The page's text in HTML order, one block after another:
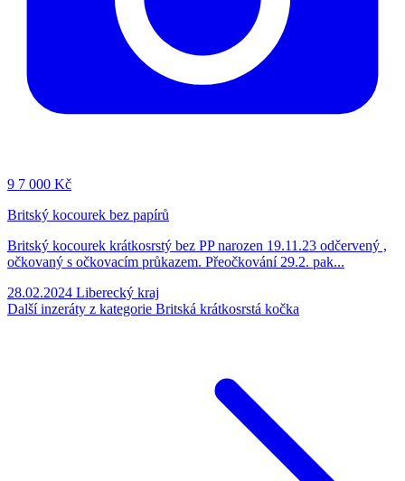
9 7 000 Kč
Britský kocourek bez papírů
Britský kocourek krátkosrstý bez PP narozen 19.11.23 odčervený ,
očkovaný s očkovacím průkazem. Přeočkování 29.2. pak...
28.02.2024 Liberecký kraj
Další inzeráty z kategorie Britská krátkosrstá kočka